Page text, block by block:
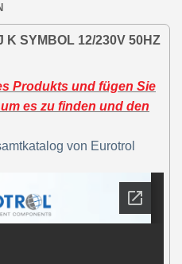
K SYMBOL 12/230V 50HZ
Produkts und fügen Sie
es zu finden und den
von Eurotrol